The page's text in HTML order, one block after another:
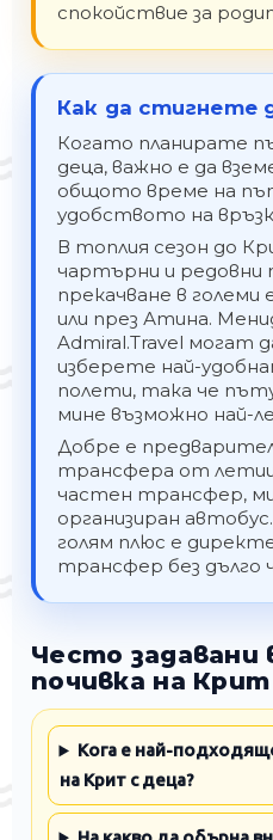
спокойствие за
Как да стигнете
Когато планирате
деца, важно е да
общото време на
удобството на
В топлия сезон до
чартърни и редовни
прекачване в големи
или през Атина.
Admiral.Travel могат
изберете най-
полети, така че
мине възможно най-
Добре е
трансфера от
частен трансфер,
организиран
голям плюс е
трансфер без дълго
Често задавани
почивка на
Кога е най-
на Крит с деца?